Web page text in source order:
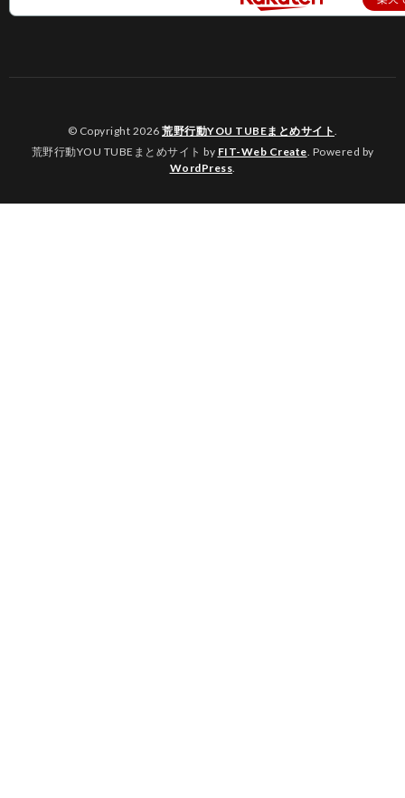
© Copyright 2026 荒野行動YOU TUBEまとめサイト
荒野行動YOU TUBEまとめサイト by FIT-Web Create . Powered by
WordPress